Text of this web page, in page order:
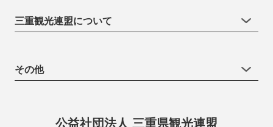
三重観光連盟について
その他
公益社団法人 三重県観光連盟